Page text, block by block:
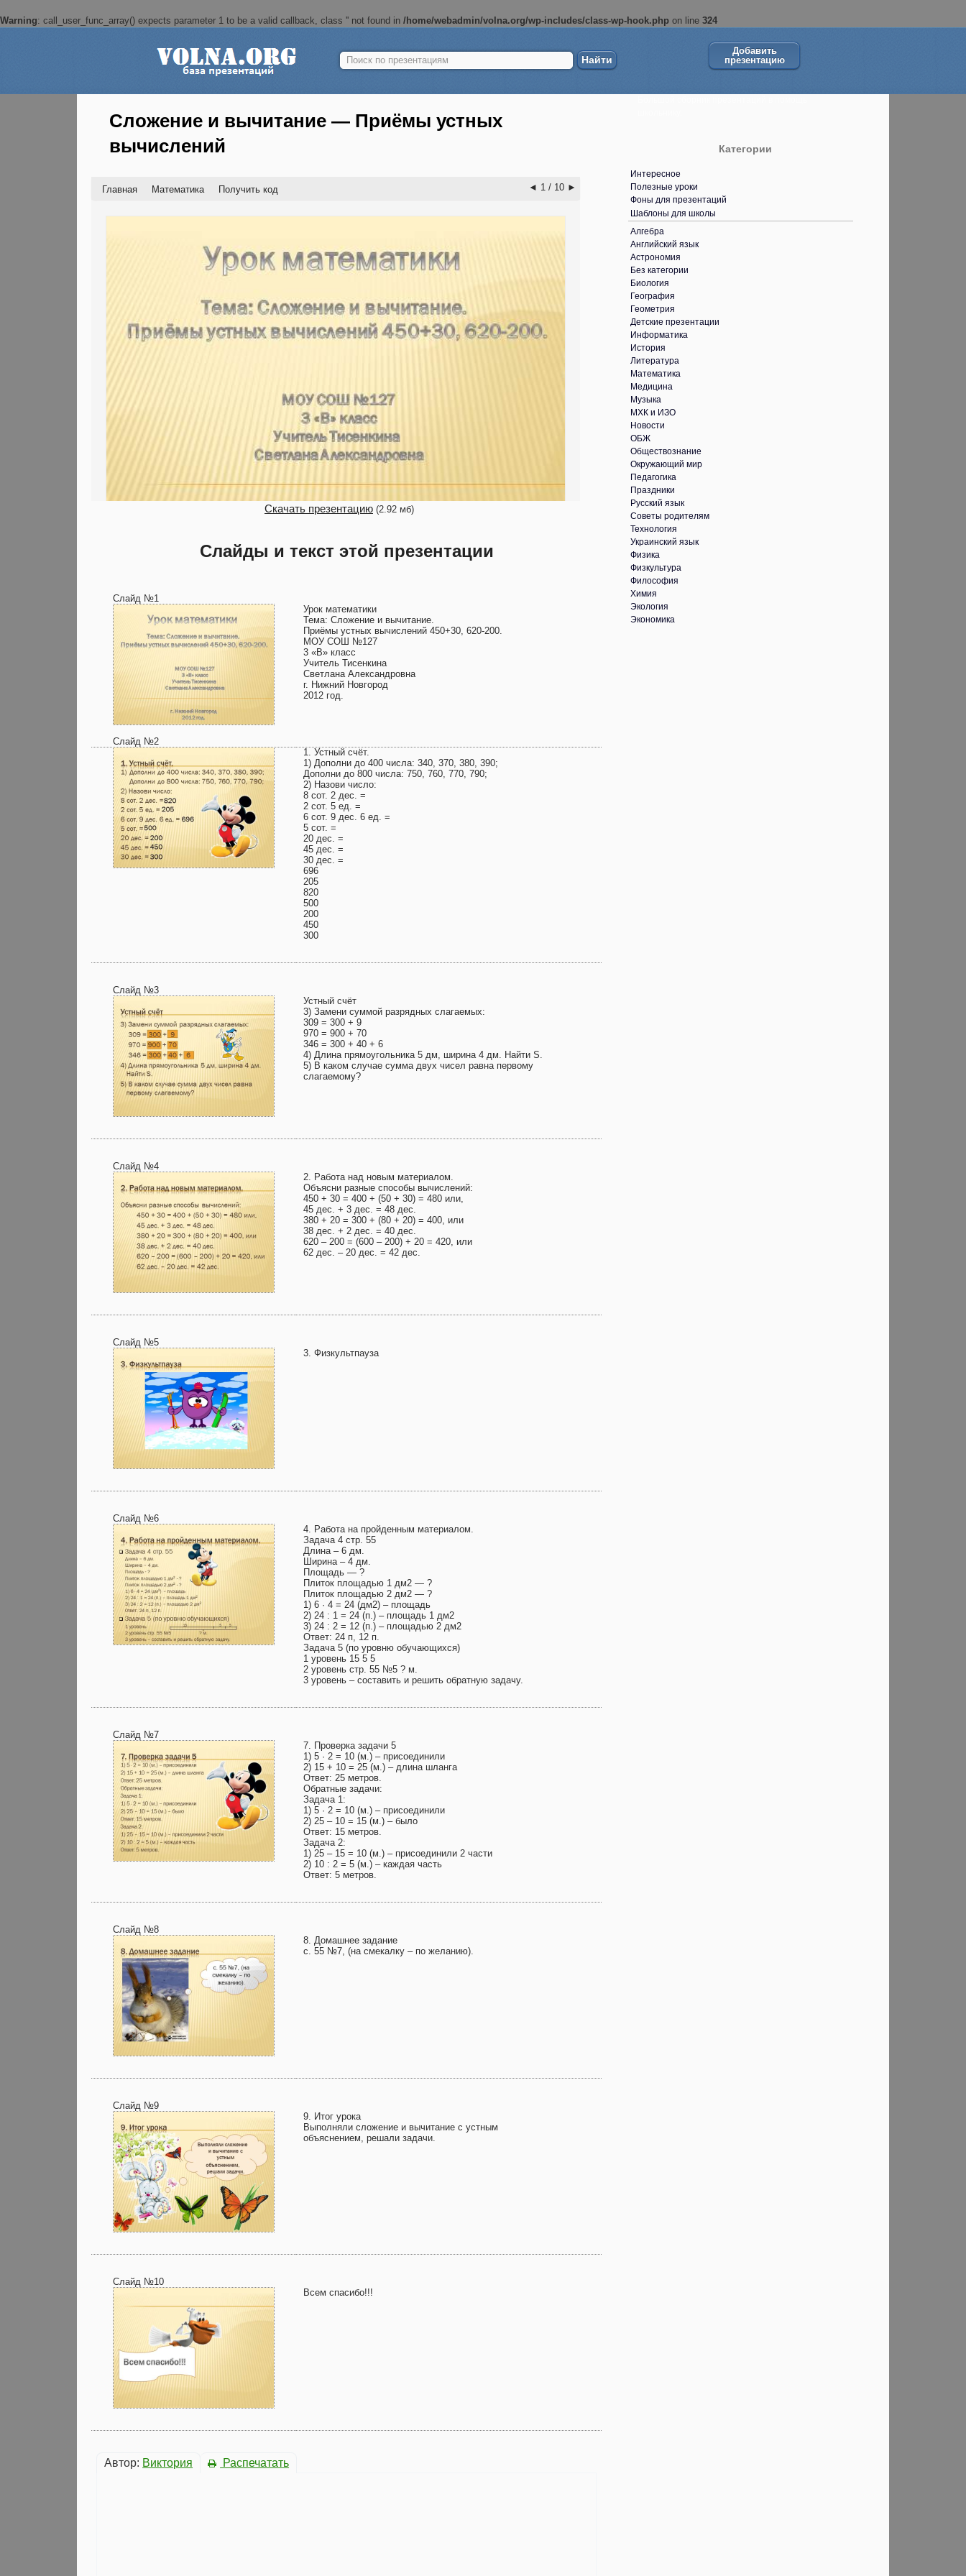
Warning: call_user_func_array() expects parameter 1 to be a valid callback, class '' not found in /home/webadmin/volna.org/wp-includes/class-wp-hook.php on line 324
Найти:
Добавить
презентацию
Сложение и вычитание — Приёмы устных
вычислений
Главная Математика Получить код ◄ 1 / 10 ►
Скачать презентацию (2.92 мб)
Слайды и текст этой презентации
Слайд №1
Урок математики
Тема: Сложение и вычитание.
Приёмы устных вычислений 450+30, 620-200.
МОУ СОШ №127
3 «В» класс
Учитель Тисенкина
Светлана Александровна
г. Нижний Новгород
2012 год.
Слайд №2
1. Устный счёт.
1) Дополни до 400 числа: 340, 370, 380, 390;
Дополни до 800 числа: 750, 760, 770, 790;
2) Назови число:
8 сот. 2 дес. =
2 сот. 5 ед. =
6 сот. 9 дес. 6 ед. =
5 сот. =
20 дес. =
45 дес. =
30 дес. =
696
205
820
500
200
450
300
Слайд №3
Устный счёт
3) Замени суммой разрядных слагаемых:
309 = 300 + 9
970 = 900 + 70
346 = 300 + 40 + 6
4) Длина прямоугольника 5 дм, ширина 4 дм. Найти S.
5) В каком случае сумма двух чисел равна первому
слагаемому?
Слайд №4
2. Работа над новым материалом.
Объясни разные способы вычислений:
450 + 30 = 400 + (50 + 30) = 480 или,
45 дес. + 3 дес. = 48 дес.
380 + 20 = 300 + (80 + 20) = 400, или
38 дес. + 2 дес. = 40 дес.
620 – 200 = (600 – 200) + 20 = 420, или
62 дес. – 20 дес. = 42 дес.
Слайд №5
3. Физкультпауза
Слайд №6
4. Работа на пройденным материалом.
Задача 4 стр. 55
Длина – 6 дм.
Ширина – 4 дм.
Площадь — ?
Плиток площадью 1 дм2 — ?
Плиток площадью 2 дм2 — ?
1) 6 · 4 = 24 (дм2) – площадь
2) 24 : 1 = 24 (п.) – площадь 1 дм2
3) 24 : 2 = 12 (п.) – площадью 2 дм2
Ответ: 24 п, 12 п.
Задача 5 (по уровню обучающихся)
1 уровень 15 5 5
2 уровень стр. 55 №5 ? м.
3 уровень – составить и решить обратную задачу.
Слайд №7
7. Проверка задачи 5
1) 5 · 2 = 10 (м.) – присоединили
2) 15 + 10 = 25 (м.) – длина шланга
Ответ: 25 метров.
Обратные задачи:
Задача 1:
1) 5 · 2 = 10 (м.) – присоединили
2) 25 – 10 = 15 (м.) – было
Ответ: 15 метров.
Задача 2:
1) 25 – 15 = 10 (м.) – присоединили 2 части
2) 10 : 2 = 5 (м.) – каждая часть
Ответ: 5 метров.
Слайд №8
8. Домашнее задание
с. 55 №7, (на смекалку – по желанию).
Слайд №9
9. Итог урока
Выполняли сложение и вычитание с устным
объяснением, решали задачи.
Слайд №10
Всем спасибо!!!
Автор: Виктория Распечатать
Категории
Интересное
Полезные уроки
Фоны для презентаций
Шаблоны для школы
Алгебра
Английский язык
Астрономия
Без категории
Биология
География
Геометрия
Детские презентации
Информатика
История
Литература
Математика
Медицина
Музыка
МХК и ИЗО
Новости
ОБЖ
Обществознание
Окружающий мир
Педагогика
Праздники
Русский язык
Советы родителям
Технология
Украинский язык
Физика
Физкультура
Философия
Химия
Экология
Экономика